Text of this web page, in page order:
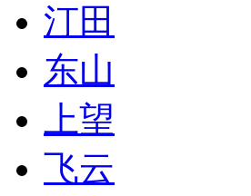
汀田
东山
上望
飞云